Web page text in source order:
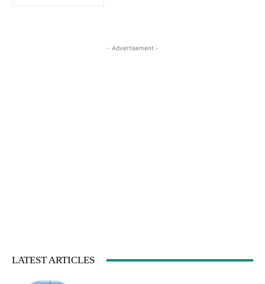
- Advertisement -
LATEST ARTICLES